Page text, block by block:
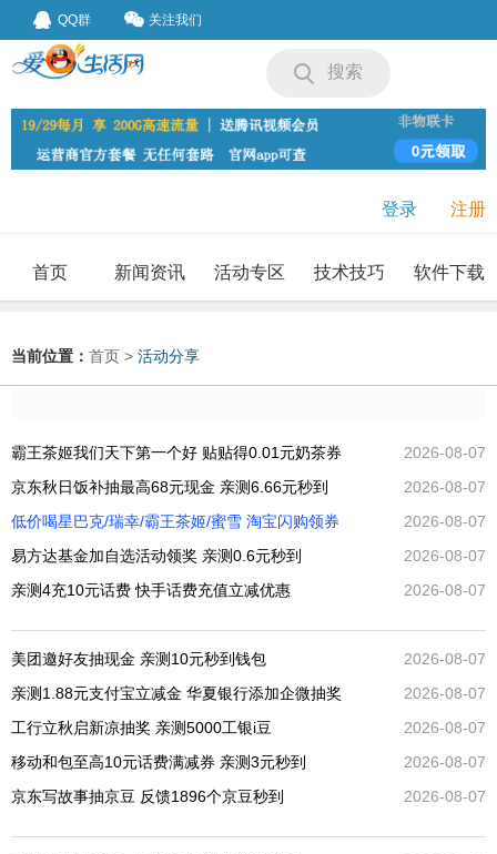
QQ群 关注我们
搜索
登录 注册
首页 新闻资讯 活动专区 技术技巧 软件下载
当前位置： 首页 > 活动分享
2026-08-07
霸王茶姬我们天下第一个好 贴贴得0.01元奶茶券
2026-08-07
京东秋日饭补抽最高68元现金 亲测6.66元秒到
2026-08-07
低价喝星巴克/瑞幸/霸王茶姬/蜜雪 淘宝闪购领券
2026-08-07
易方达基金加自选活动领奖 亲测0.6元秒到
2026-08-07
亲测4充10元话费 快手话费充值立减优惠
2026-08-07
美团邀好友抽现金 亲测10元秒到钱包
2026-08-07
亲测1.88元支付宝立减金 华夏银行添加企微抽奖
2026-08-07
工行立秋启新凉抽奖 亲测5000工银i豆
2026-08-07
移动和包至高10元话费满减券 亲测3元秒到
2026-08-07
京东写故事抽京豆 反馈1896个京豆秒到